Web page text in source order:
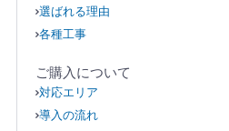
選ばれる理由
各種工事
ご購入について
対応エリア
導入の流れ